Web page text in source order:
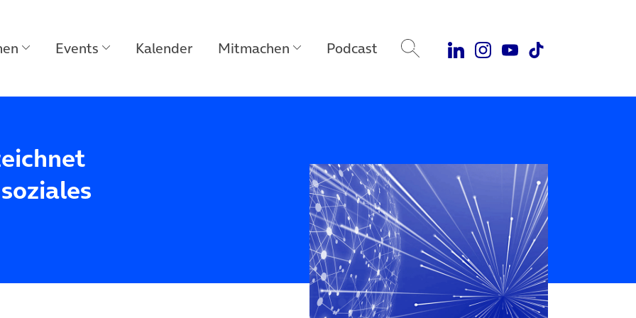
Events Kalender Mitmachen Podcast